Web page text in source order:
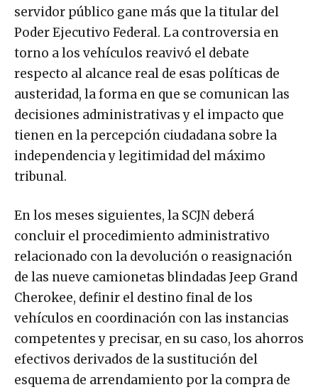
servidor público gane más que la titular del
Poder Ejecutivo Federal. La controversia en
torno a los vehículos reavivó el debate
respecto al alcance real de esas políticas de
austeridad, la forma en que se comunican las
decisiones administrativas y el impacto que
tienen en la percepción ciudadana sobre la
independencia y legitimidad del máximo
tribunal.
En los meses siguientes, la SCJN deberá
concluir el procedimiento administrativo
relacionado con la devolución o reasignación
de las nueve camionetas blindadas Jeep Grand
Cherokee, definir el destino final de los
vehículos en coordinación con las instancias
competentes y precisar, en su caso, los ahorros
efectivos derivados de la sustitución del
esquema de arrendamiento por la compra de